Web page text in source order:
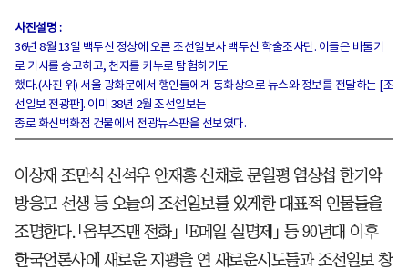
사진설명 :
36년 8월 13일 백두산 정상에 오른 조선일보사 백두산 학술조사단. 이들은 비둘기
로 기사를 송고하고, 천지를 카누로 탐험하기도
했다.(사진 위) 서울 광화문에서 행인들에게 동화상으로 뉴스와 정보를 전달하는 [조
선일보 전광판]. 이미 38년 2월 조선일보는
종로 화신백화점 건물에서 전광뉴스판을 선보였다.
이상재 조만식 신석우 안재홍 신채호 문일평 염상섭 한기악
방응모 선생 등 오늘의 조선일보를 있게한 대표적 인물들을
조명한다.「옴부즈맨 전화」 「E메일 실명제」 등 90년대 이후
한국언론사에 새로운 지평을 연 새로운시도들과 조선일보 창